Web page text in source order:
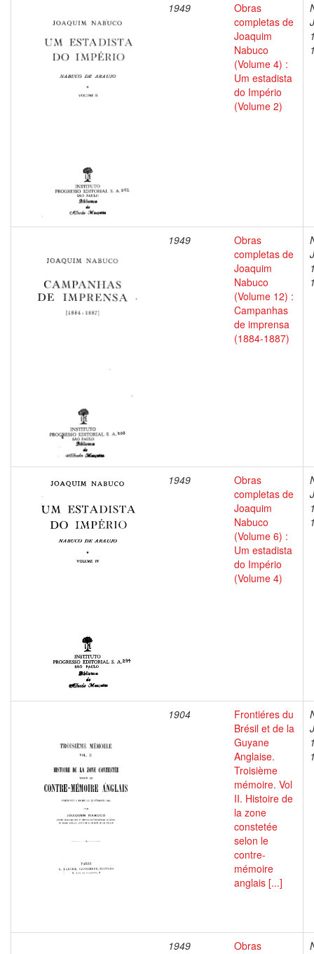
1949
Obras
completas de
Joaquim
Nabuco
(Volume 4) :
Um estadista
do Império
(Volume 2)
1949
Obras
completas de
Joaquim
Nabuco
(Volume 12) :
Campanhas
de imprensa
(1884-1887)
1949
Obras
completas de
Joaquim
Nabuco
(Volume 6) :
Um estadista
do Império
(Volume 4)
1904
Frontiéres du
Brésil et de la
Guyane
Anglaise.
Troisième
mémoire. Vol
II. Histoire de
la zone
constetée
selon le
contre-
mémoire
anglais [...]
1949
Obras